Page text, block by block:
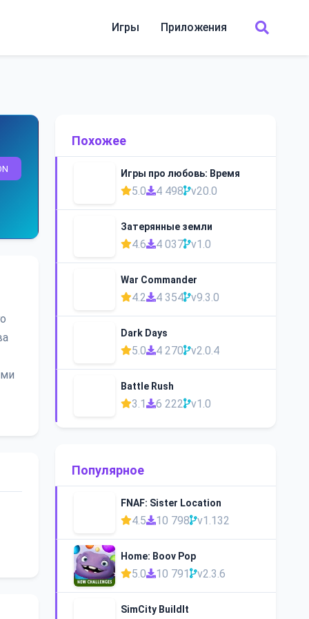
Игры Приложения
Похожее
Игры про любовь: Время
5.0 4 498 v20.0
Затерянные земли
4.6 4 037 v1.0
War Commander
4.2 4 354 v9.3.0
Dark Days
5.0 4 270 v2.0.4
Battle Rush
3.1 6 222 v1.0
Популярное
FNAF: Sister Location
4.5 10 798 v1.132
Home: Boov Pop
5.0 10 791 v2.3.6
SimCity BuildIt